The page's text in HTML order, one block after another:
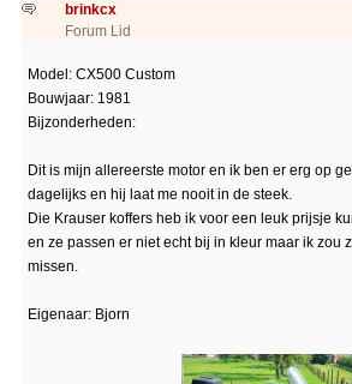
brinkcx
Forum Lid
Model: CX500 Custom
Bouwjaar: 1981
Bijzonderheden:
Dit is mijn allereerste motor en ik ben er erg op
dagelijks en hij laat me nooit in de steek.
Die Krauser koffers heb ik voor een leuk prijsje
en ze passen er niet echt bij in kleur maar ik zou
missen.
Eigenaar: Bjorn